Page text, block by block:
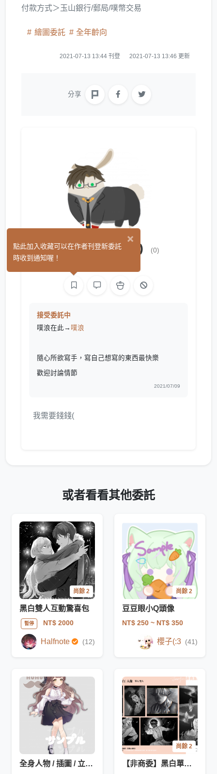
付款方式＞玉山銀行/郵局/噗幣交易
繪圖委託 全年齡向
2021-07-13 13:44 刊登 2021-07-13 13:46 更新
分享
萱*(贅詞，無義) (0)
接受委託中
噗浪在此→ 噗浪
隨心所欲寫手，寫自己想寫的東西最快樂
歡迎討論情節
2021/07/09
我需要錢錢(
或者看看其他委託
尚餘 2
黑白雙人互動驚喜包
暫停 NT$ 2000
Halfnote (12)
尚餘 2
豆豆眼小Q頭像
NT$ 250 ~ NT$ 350
櫻子(:3 (41)
全身人物 / 插圖 / 立繪 / V皮
尚餘 2
【非商委】黑白單色半身｜單人/雙人
×
點此加入收藏可以在作者刊登新委託
時收到通知喔！